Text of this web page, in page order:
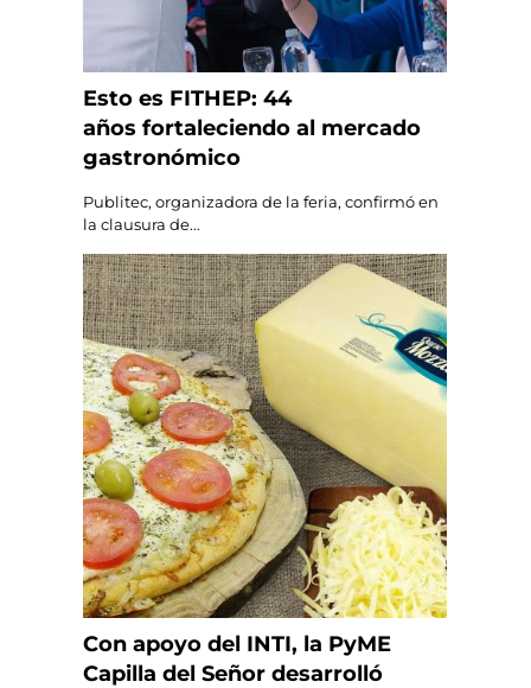
Esto es FITHEP: 44
años fortaleciendo al mercado
gastronómico
Publitec, organizadora de la feria, confirmó en
la clausura de...
Con apoyo del INTI, la PyME
Capilla del Señor desarrolló